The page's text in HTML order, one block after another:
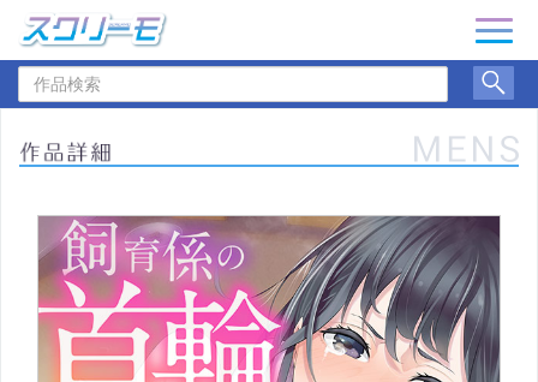
品
索
ナ
ゲ
ー
ョ
ン